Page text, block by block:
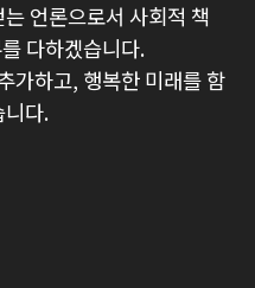
언론으로서 사회적 책
다하겠습니다.
가하고, 행복한 미래를 함
다.